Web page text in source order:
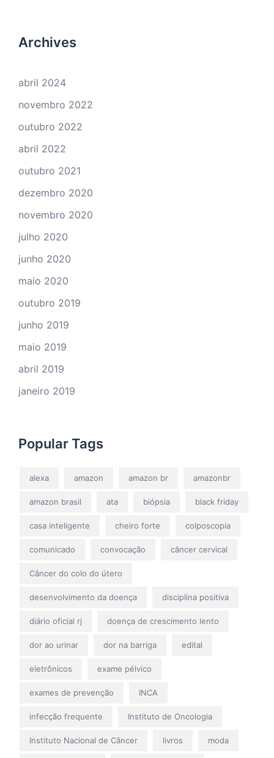
Archives
abril 2024
novembro 2022
outubro 2022
abril 2022
outubro 2021
dezembro 2020
novembro 2020
julho 2020
junho 2020
maio 2020
outubro 2019
junho 2019
maio 2019
abril 2019
janeiro 2019
Popular Tags
alexa amazon amazon br amazonbr
amazon brasil ata biópsia black friday
casa inteligente cheiro forte colposcopia
comunicado convocação câncer cervical
Câncer do colo do útero
desenvolvimento da doença disciplina positiva
diário oficial rj doença de crescimento lento
dor ao urinar dor na barriga edital
eletrônicos exame pélvico
exames de prevenção INCA
infecção frequente Instituto de Oncologia
Instituto Nacional de Câncer livros moda